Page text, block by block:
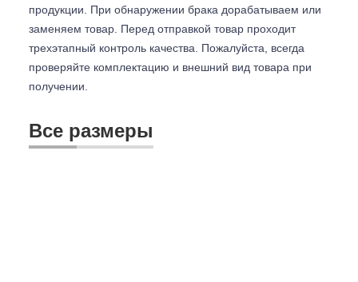
продукции. При обнаружении брака дорабатываем или
заменяем товар. Перед отправкой товар проходит
трехэтапный контроль качества. Пожалуйста, всегда
проверяйте комплектацию и внешний вид товара при
получении.
Все размеры